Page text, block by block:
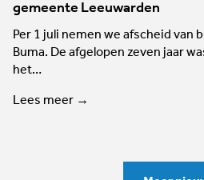
gemeente Leeuwarden
Per 1 juli nemen we afscheid van
Buma. De afgelopen zeven jaar
het…
Lees meer →